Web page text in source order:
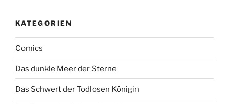
KATEGORIEN
Comics
Das dunkle Meer der Sterne
Das Schwert der Todlosen Königin